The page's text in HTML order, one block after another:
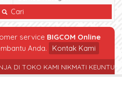
Cari
service BIGCOM Online
Anda.
Kontak Kami
DI TOKO KAMI NIKMATI